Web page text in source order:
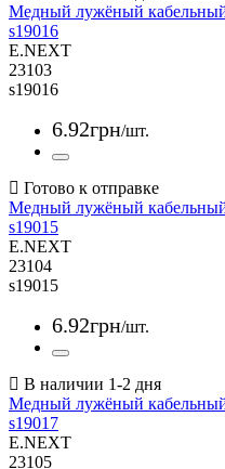
Медный лужёный кабельный
s19016
E.NEXT
23103
s19016
6.92грн/шт.
Медный лужёный кабельный
s19015
E.NEXT
23104
s19015
6.92грн/шт.
Медный лужёный кабельный
s19017
E.NEXT
23105